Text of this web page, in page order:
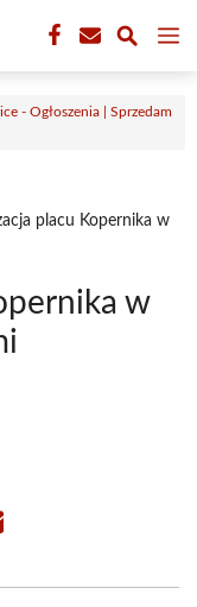
- Ogłoszenia | Sprzedam
placu Kopernika w
w